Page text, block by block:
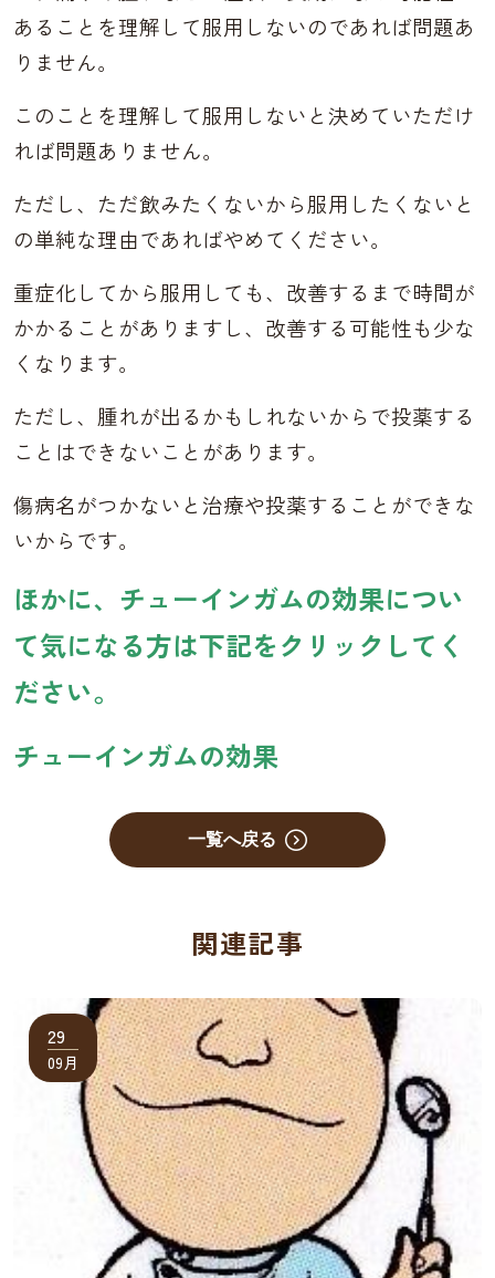
あることを理解して服用しないのであれば問題あ
りません。
このことを理解して服用しないと決めていただけ
れば問題ありません。
ただし、ただ飲みたくないから服用したくないと
の単純な理由であればやめてください。
重症化してから服用しても、改善するまで時間が
かかることがありますし、改善する可能性も少な
くなります。
ただし、腫れが出るかもしれないからで投薬する
ことはできないことがあります。
傷病名がつかないと治療や投薬することができな
いからです。
ほかに、チューインガムの効果につい
て気になる方は下記をクリックしてく
ださい。
チューインガムの効果
一覧へ戻る
関連記事
29
09月